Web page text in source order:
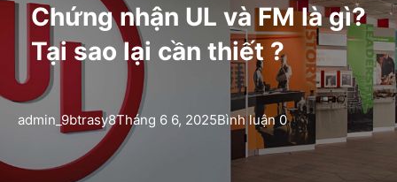
Chứng nhận UL và FM là gì?
Tại sao lại cần thiết ?
admin_9btrasy8Tháng 6 6, 2025Bình luận 0